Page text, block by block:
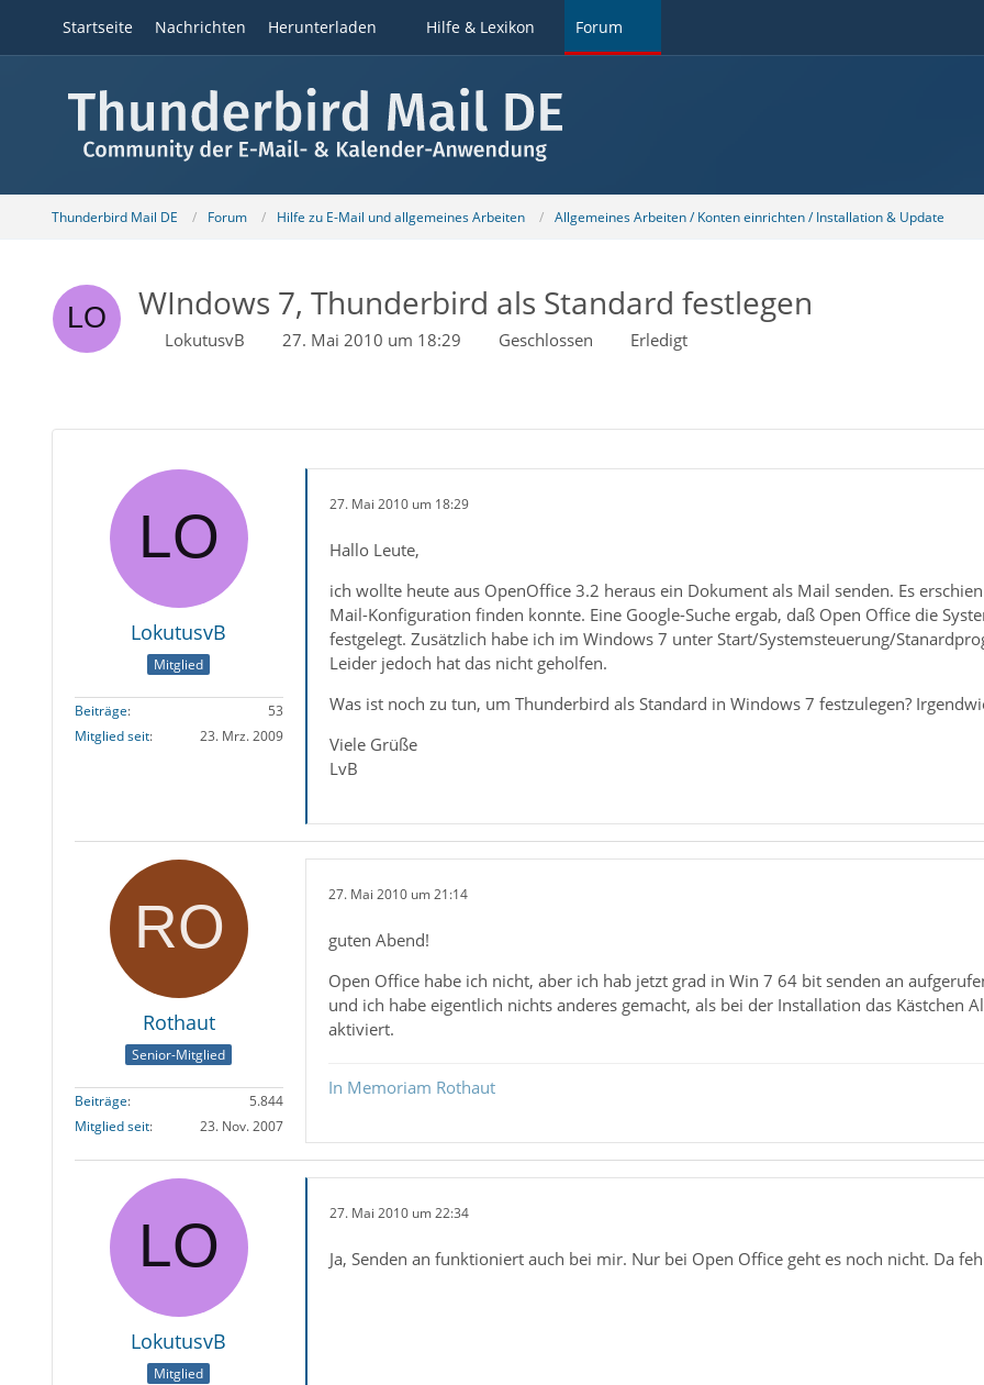
Startseite Nachrichten Herunterladen Hilfe & Lexikon Forum
Thunderbird Mail DE Forum Hilfe zu E-Mail und allgemeines Arbeiten Allgemeines Arbeiten / Konten einrichten / Installation & Update
WIndows 7, Thunderbird als Standard festlegen
LokutusvB 27. Mai 2010 um 18:29 Geschlossen Erledigt
LokutusvB
Mitglied
Beiträge
53
Mitglied seit
23. Mrz. 2009
27. Mai 2010 um 18:29
Hallo Leute,
ich wollte heute aus OpenOffice 3.2 heraus ein Dokument als Mail senden. Es
Mail-Konfiguration finden konnte. Eine Google-Suche ergab, daß Open Office die
festgelegt. Zusätzlich habe ich im Windows 7 unter Start/Systemsteuerung/
Leider jedoch hat das nicht geholfen.
Was ist noch zu tun, um Thunderbird als Standard in Windows 7 festzulegen?
Viele Grüße
LvB
Rothaut
Senior-Mitglied
Beiträge
5.844
Mitglied seit
23. Nov. 2007
27. Mai 2010 um 21:14
guten Abend!
Open Office habe ich nicht, aber ich hab jetzt grad in Win 7 64 bit senden an
und ich habe eigentlich nichts anderes gemacht, als bei der Installation das Kästchen
aktiviert.
In Memoriam Rothaut
LokutusvB
Mitglied
27. Mai 2010 um 22:34
Ja, Senden an funktioniert auch bei mir. Nur bei Open Office geht es noch nicht. Da